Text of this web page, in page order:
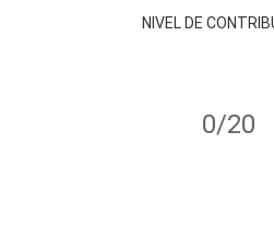
NIVEL DE
0/20